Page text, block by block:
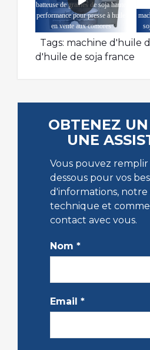
batteuse de graines de soja haute
performance pour presse à huile
en vente aux comores
Tags: machine d'huile
d'huile de soja france
OBTENEZ
UNE
Vous pouvez
dessous pour vos
d'informations,
technique et
contact avec vous.
Nom *
Email *